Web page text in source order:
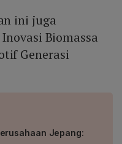
ini juga
Biomassa
Generasi
Jepang: